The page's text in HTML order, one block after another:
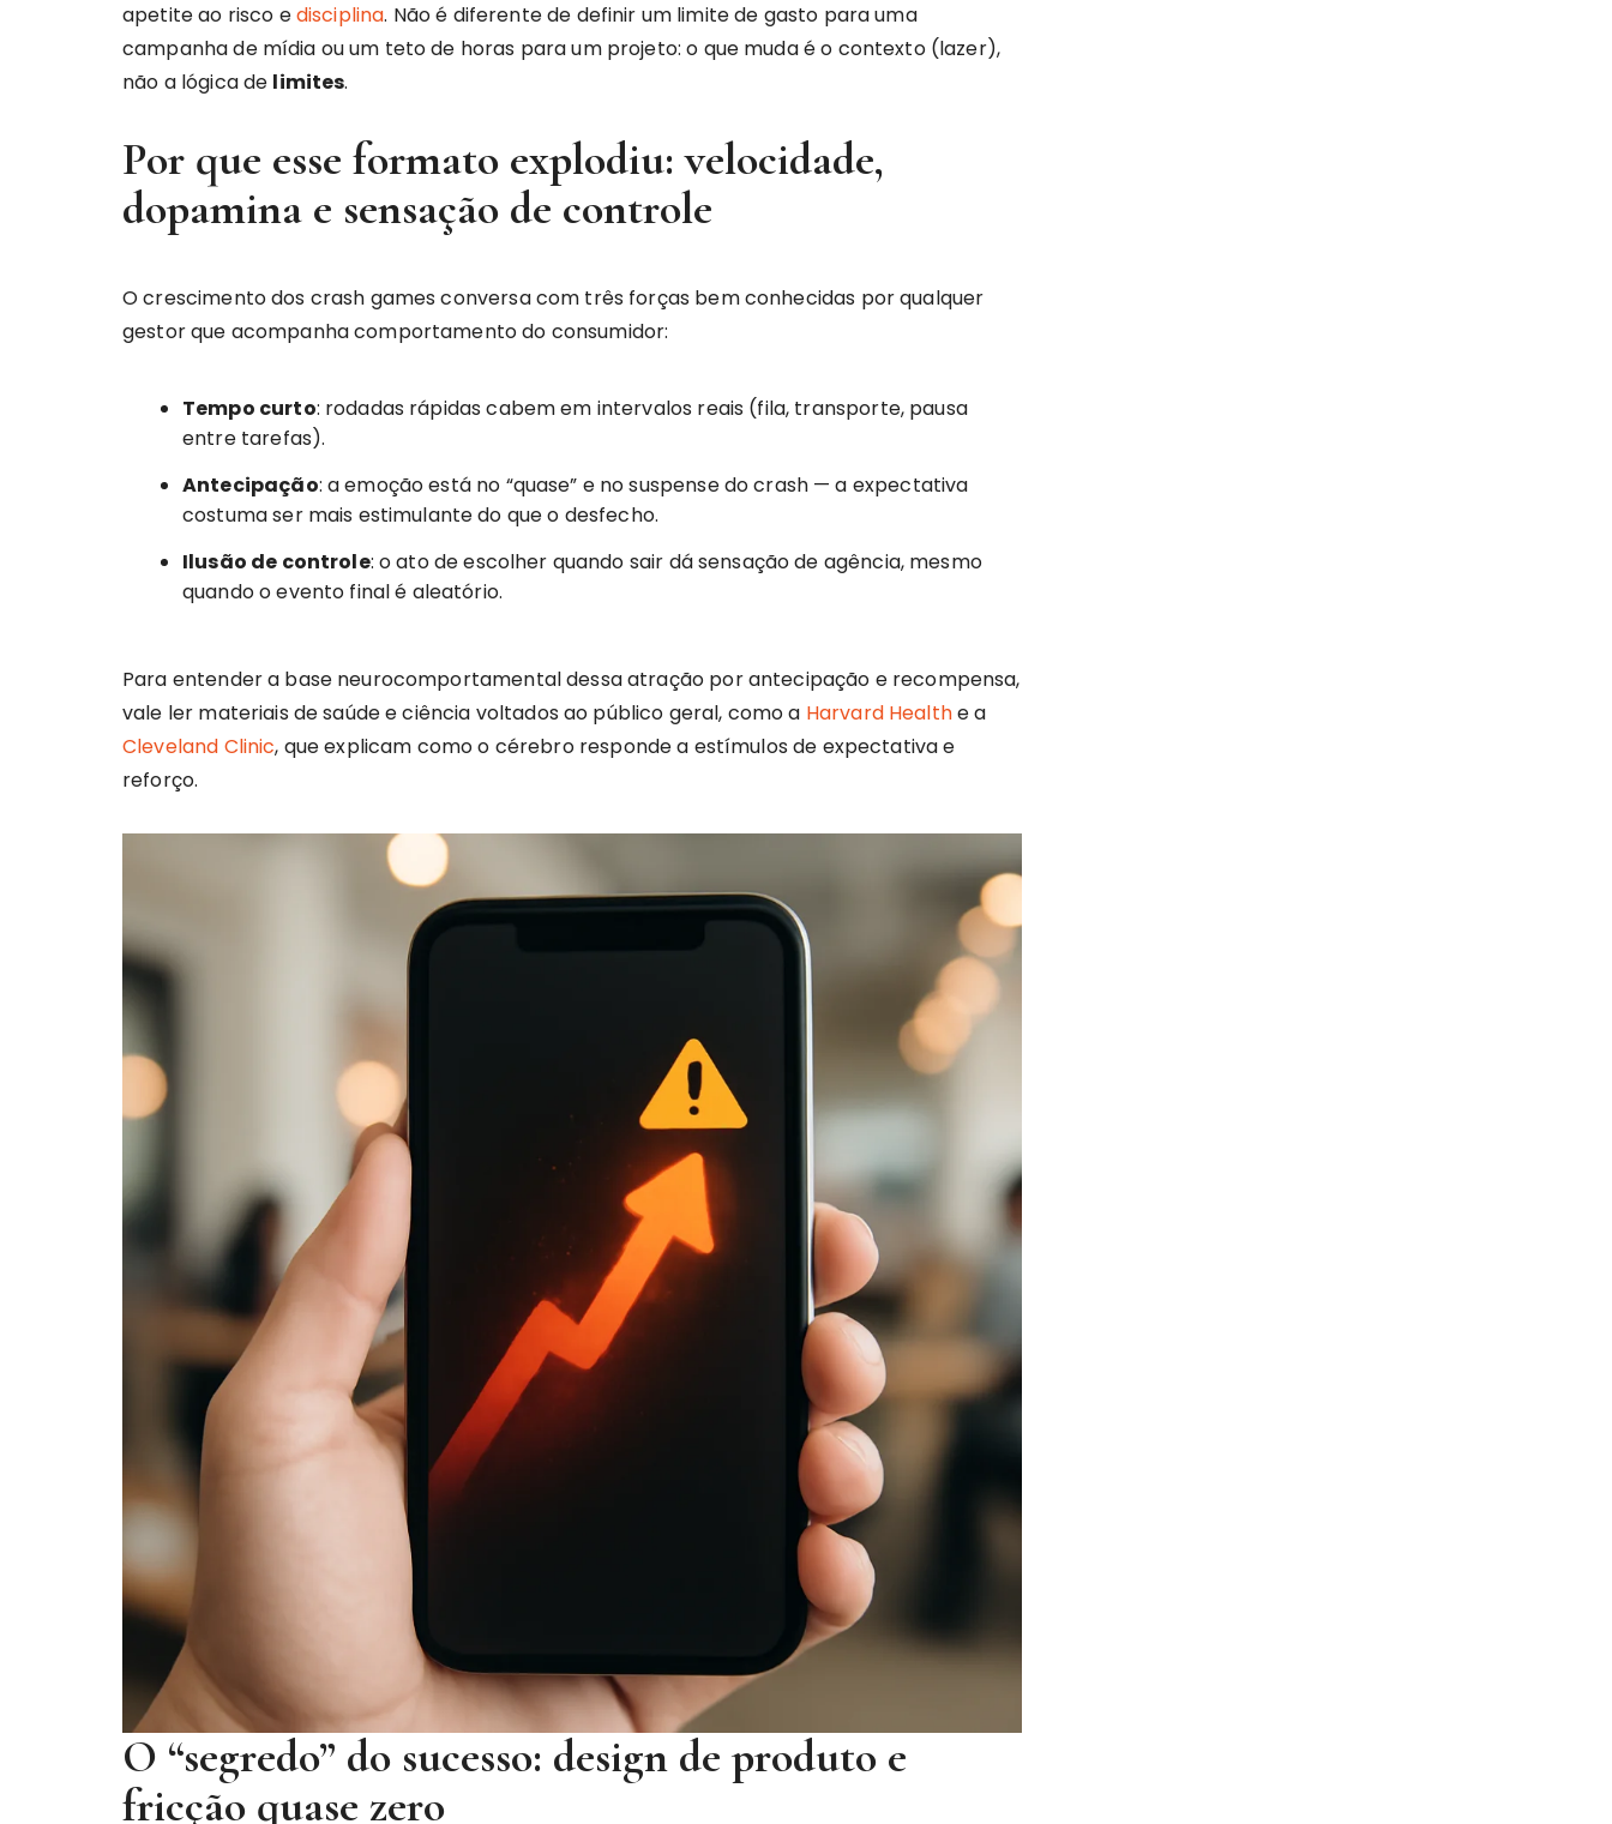
apetite ao risco edisciplina. Não é diferente de definir um limite de gasto para uma
campanha de mídia ou um teto de horas para um projeto: o que muda é o contexto (lazer),
não a lógica de limites.
Por que esse formato explodiu: velocidade,
dopamina e sensação de controle
O crescimento dos crash games conversa com três forças bem conhecidas por qualquer
gestor que acompanha comportamento do consumidor:
Tempo curto: rodadas rápidas cabem em intervalos reais (fila, transporte, pausa
entre tarefas).
Antecipação: a emoção está no “quase” e no suspense do crash — a expectativa
costuma ser mais estimulante do que o desfecho.
Ilusão de controle: o ato de escolher quando sair dá sensação de agência, mesmo
quando o evento final é aleatório.
Para entender a base neurocomportamental dessa atração por antecipação e recompensa,
vale ler materiais de saúde e ciência voltados ao público geral, como a Harvard Healthe a
Cleveland Clinic, que explicam como o cérebro responde a estímulos de expectativa e
reforço.
O “segredo” do sucesso: design de produto e
fricção quase zero